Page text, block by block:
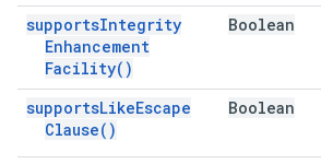
supportsIntegrity
Enhancement
Facility( )
Boolean
supportsLikeEscape
Clause( )
Boolean